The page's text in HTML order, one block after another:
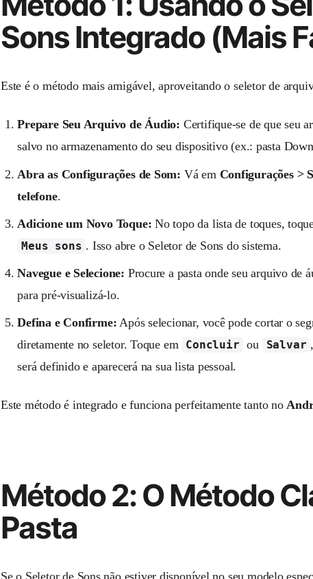
Sons Integrado (Mais
Este é o método mais amigável, aproveitando o seletor de
Prepare Seu Arquivo de Áudio: Certifique-se de que seu
salvo no armazenamento do seu dispositivo (ex.: pasta
Abra as Configurações de Som: Vá em Configurações >
telefone.
Adicione um Novo Toque: No topo da lista de toques,
Meus sons . Isso abre o Seletor de Sons do sistema.
Navegue e Selecione: Procure a pasta onde seu arquivo de
para pré-visualizá-lo.
Defina e Confirme: Após selecionar, você pode cortar o
diretamente no seletor. Toque em
Concluir ou Salvar
será definido e aparecerá na sua lista pessoal.
Este método é integrado e funciona perfeitamente tanto no
Método 2: O Método
Pasta